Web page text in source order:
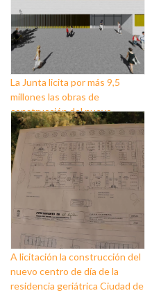
La Junta licita por más 9,5
millones las obras de
construcción del nuevo
instituto de Almerimar en El
Ejido
A licitación la construcción del
nuevo centro de día de la
residencia geriátrica Ciudad de